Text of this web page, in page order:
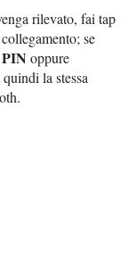
rilevato, fai tap
se
PIN oppure
la stessa